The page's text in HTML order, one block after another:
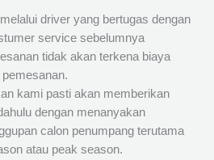
driver yang bertugas dengan
service sebelumnya
tidak akan terkena biaya
kami pasti akan memberikan
dengan menanyakan
calon penumpang terutama
atau peak season.